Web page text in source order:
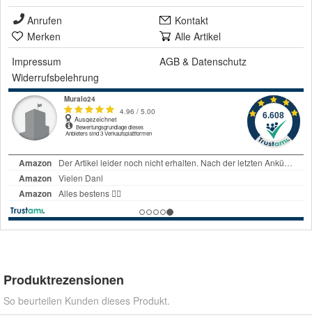
Anrufen
Kontakt
Merken
Alle Artikel
Impressum
AGB & Datenschutz
Widerrufsbelehrung
Produktrezensionen
So beurteilen Kunden dieses Produkt.